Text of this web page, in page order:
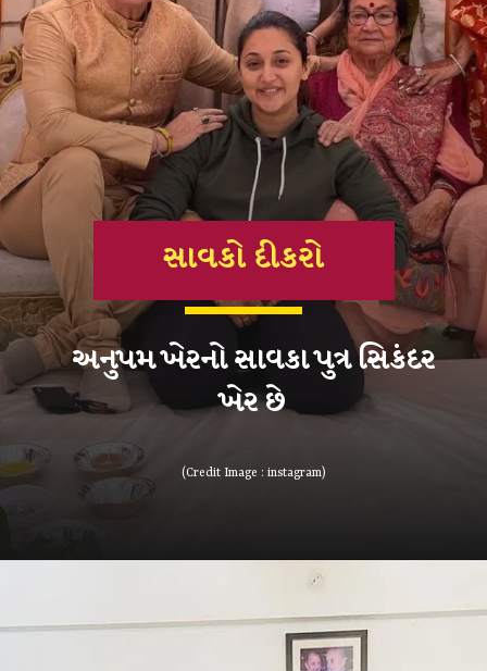
(Credit Image : instagram)
અનુપમ ખેરનો સાવકા પુત્ર સિકંદર
ખેર છે
સાવકો દીકરો